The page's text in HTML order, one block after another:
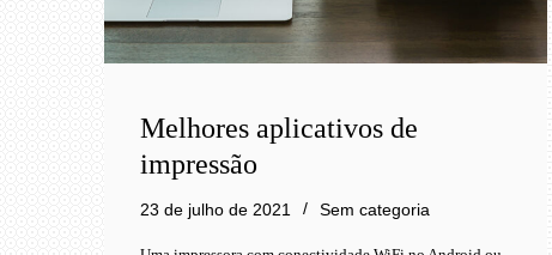
Melhores aplicativos de
impressão
23 de julho de 2021 Sem categoria